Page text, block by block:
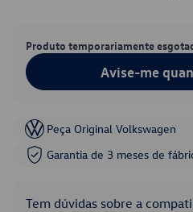
Produto temporariamente
Avise-me
Peça Original Volkswagen
Garantia de 3 meses de
Tem dúvidas sobre a